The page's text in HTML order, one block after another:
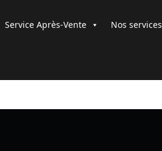
Service Après-Vente Nos services